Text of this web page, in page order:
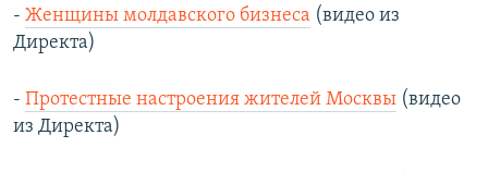
- Женщины молдавского бизнеса (видео из
Директа)
- Протестные настроения жителей Москвы (видео
из Директа)